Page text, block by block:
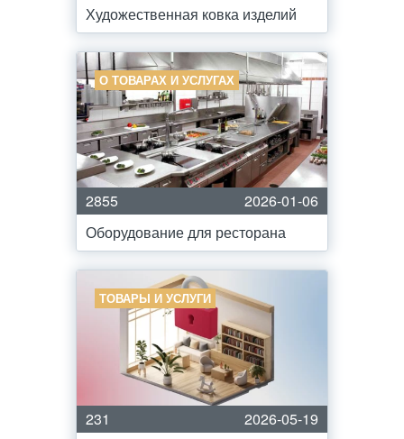
Художественная ковка изделий
О ТОВАРАХ И УСЛУГАХ
2855
2026-01-06
Оборудование для ресторана
ТОВАРЫ И УСЛУГИ
231
2026-05-19